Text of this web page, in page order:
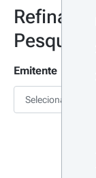
Refinar
Pesquisa
Emitente
Selecionar